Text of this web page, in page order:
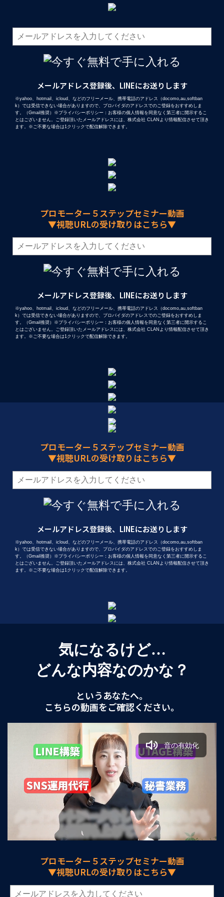
メールアドレス登録後、LINEにお送りします
※yahoo、hotmail、icloud、などのフリーメール、携帯電話のアドレス（docomo,au,softban
k）では受信できない場合がありますので、プロバイダのアドレスでのご登録をおすすめしま
す。（Gmail推奨）※プライバシーポリシー：お客様の個人情報を同意なく第三者に開示するこ
とはございません。ご登録頂いたメールアドレスには、株式会社 CLANより情報配信させて頂き
ます。※ご不要な場合は1クリックで配信解除できます。
プロモーター５ステップセミナー動画
▼視聴URLの受け取りはこちら▼
メールアドレス登録後、LINEにお送りします
※yahoo、hotmail、icloud、などのフリーメール、携帯電話のアドレス（docomo,au,softban
k）では受信できない場合がありますので、プロバイダのアドレスでのご登録をおすすめしま
す。（Gmail推奨）※プライバシーポリシー：お客様の個人情報を同意なく第三者に開示するこ
とはございません。ご登録頂いたメールアドレスには、株式会社 CLANより情報配信させて頂き
ます。※ご不要な場合は1クリックで配信解除できます。
プロモーター５ステップセミナー動画
▼視聴URLの受け取りはこちら▼
メールアドレス登録後、LINEにお送りします
※yahoo、hotmail、icloud、などのフリーメール、携帯電話のアドレス（docomo,au,softban
k）では受信できない場合がありますので、プロバイダのアドレスでのご登録をおすすめしま
す。（Gmail推奨）※プライバシーポリシー：お客様の個人情報を同意なく第三者に開示するこ
とはございません。ご登録頂いたメールアドレスには、株式会社 CLANより情報配信させて頂き
ます。※ご不要な場合は1クリックで配信解除できます。
気になるけど…
どんな内容なのかな？
というあなたへ。
こちらの動画をご確認ください。
Unmute / Loaded
:
13.76%
Playback
Rate
音の有効化
プロモーター５ステップセミナー動画
▼視聴URLの受け取りはこちら▼